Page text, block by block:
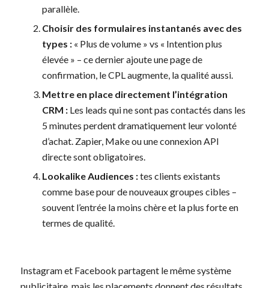
parallèle.
Choisir des formulaires instantanés avec des
types :« Plus de volume » vs « Intention plus
élevée » – ce dernier ajoute une page de
confirmation, le CPL augmente, la qualité aussi.
Mettre en place directement l’intégration
CRM :Les leads qui ne sont pas contactés dans les
5 minutes perdent dramatiquement leur volonté
d’achat. Zapier, Make ou une connexion API
directe sont obligatoires.
Lookalike Audiences :tes clients existants
comme base pour de nouveaux groupes cibles –
souvent l’entrée la moins chère et la plus forte en
termes de qualité.
Instagram et Facebook partagent le même système